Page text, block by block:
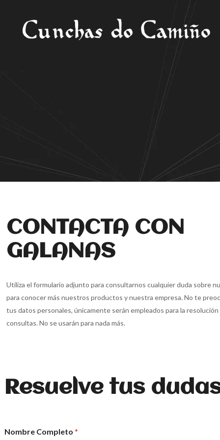
CONTACTA CON
GALANAS
Utiliza el formulario adjunto para consultarnos cualquier duda sobre
para conocer más nuestros productos y nuestra empresa. No te
tus datos personales, únicamente serán empleados para la
consultas. No se usarán para nada más.
Resuelve tus
Nombre Completo *